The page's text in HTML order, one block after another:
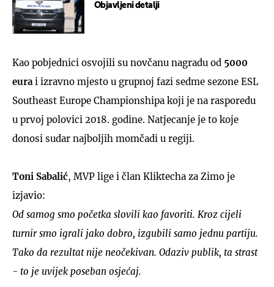
Objavljeni detalji
Kao pobjednici osvojili su novčanu nagradu od 5000
eura i izravno mjesto u grupnoj fazi sedme sezone ESL
Southeast Europe Championshipa koji je na rasporedu
u prvoj polovici 2018. godine. Natjecanje je to koje
donosi sudar najboljih momčadi u regiji.
Toni Sabalić, MVP lige i član Kliktecha za Zimo je
izjavio:
Od samog smo početka slovili kao favoriti. Kroz cijeli
turnir smo igrali jako dobro, izgubili samo jednu partiju.
Tako da rezultat nije neočekivan. Odaziv publik, ta strast
- to je uvijek poseban osjećaj.